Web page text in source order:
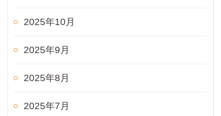
2025年10月
2025年9月
2025年8月
2025年7月